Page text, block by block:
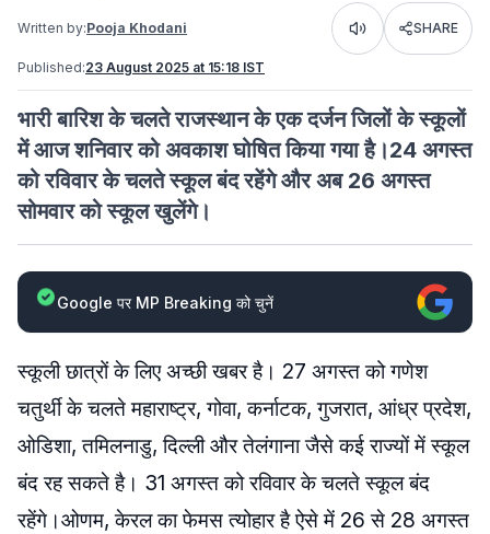
Written by:Pooja Khodani Listen SHARE
Published:23 August 2025 at 15:18 IST
भारी बारिश के चलते राजस्थान के एक दर्जन जिलों के स्कूलों
में आज शनिवार को अवकाश घोषित किया गया है।24 अगस्त
को रविवार के चलते स्कूल बंद रहेंगे और अब 26 अगस्त
सोमवार को स्कूल खुलेंगे।
Google पर MP Breaking को चुनें
स्कूली छात्रों के लिए अच्छी खबर है। 27 अगस्त को गणेश
चतुर्थी के चलते महाराष्ट्र, गोवा, कर्नाटक, गुजरात, आंध्र प्रदेश,
ओडिशा, तमिलनाडु, दिल्ली और तेलंगाना जैसे कई राज्यों में स्कूल
बंद रह सकते है। 31 अगस्त को रविवार के चलते स्कूल बंद
रहेंगे।ओणम, केरल का फेमस त्योहार है ऐसे में 26 से 28 अगस्त